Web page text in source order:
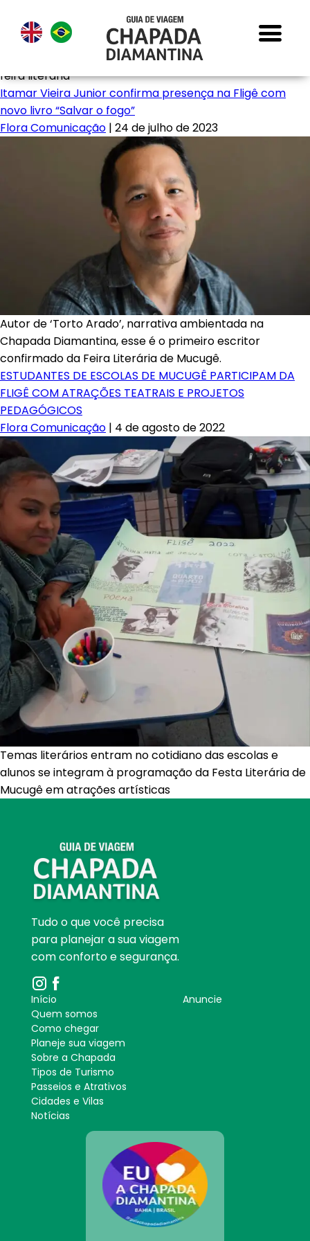
feira literária
Itamar Vieira Junior confirma presença na Fligê com
novo livro “Salvar o fogo”
Flora Comunicação | 24 de julho de 2023
Autor de ‘Torto Arado’, narrativa ambientada na
Chapada Diamantina, esse é o primeiro escritor
confirmado da Feira Literária de Mucugê.
ESTUDANTES DE ESCOLAS DE MUCUGÊ PARTICIPAM DA
FLIGÊ COM ATRAÇÕES TEATRAIS E PROJETOS
PEDAGÓGICOS
Flora Comunicação | 4 de agosto de 2022
Temas literários entram no cotidiano das escolas e
alunos se integram à programação da Festa Literária de
Mucugê em atrações artísticas
Tudo o que você precisa
para planejar a sua viagem
com conforto e segurança.
Início
Quem somos
Como chegar
Planeje sua viagem
Sobre a Chapada
Tipos de Turismo
Passeios e Atrativos
Cidades e Vilas
Notícias
Anuncie